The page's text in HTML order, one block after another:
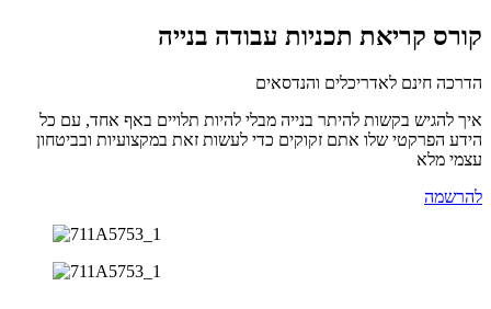
קורס קריאת תכניות עבודה בנייה
הדרכה חינם לאדריכלים והנדסאים
איך להגיש בקשות להיתר בנייה מבלי להיות תלויים באף אחד, עם כל
הידע הפרקטי שלו אתם זקוקים כדי לעשות זאת במקצועיות ובביטחון
עצמי מלא
להרשמה